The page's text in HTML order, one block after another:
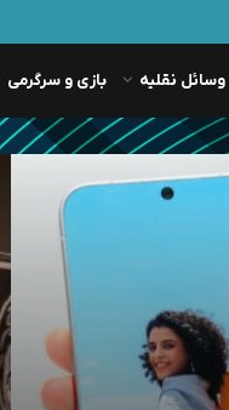
وسائل نقلیه بازی و سرگرمی